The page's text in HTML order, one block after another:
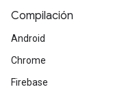
Compilación
Android
Chrome
Firebase